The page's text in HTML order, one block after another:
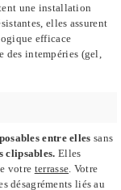
une installation
elles assurent
efficace
des intempéries (gel,
entre elles sans
clipsables. Elles
votre terrasse. Votre
désagréments liés au